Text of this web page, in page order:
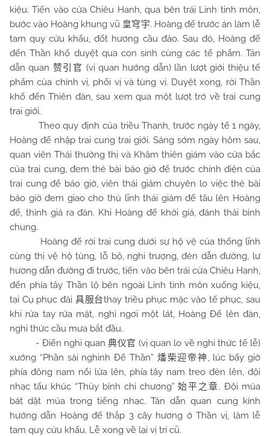
kiệu. Tiến vào cửa Chiêu Hanh, qua bên trái Linh tinh môn,
bước vào Hoàng khung vũ 皇穹宇. Hoàng đế trước án làm lễ
tam quỵ cửu khấu, đốt hương cầu đảo. Sau đó, Hoàng đế
đến Thần khố duyệt qua con sinh cùng các tế phẩm. Tán
dẫn quan 赞引官 (vị quan hướng dẫn) lần lượt giới thiệu tế
phẩm của chính vị, phối vị và tùng vị. Duyệt xong, rời Thần
khố đến Thiên đàn, sau xem qua một lượt trở về trai cung
trai giới.
Theo quy định của triều Thanh, trước ngày tế 1 ngày,
Hoàng đế nhập trai cung trai giới. Sáng sớm ngày hôm sau,
quan viên Thái thường thị và Khâm thiên giám vào cửa bắc
của trai cung, đem thẻ bài báo giờ để trước chính điện của
trai cung để báo giờ, viên thái giám chuyên lo việc thẻ bài
báo giờ đem giao cho thủ lĩnh thái giám để tâu lên Hoàng
đế, thỉnh giá ra đàn. Khi Hoàng đế khởi giá, đánh thái bình
chung.
Hoàng đế rời trai cung dưới sự hộ vệ của thống lĩnh
cùng thị vệ hộ tùng, lỗ bộ, nghi trượng, đèn dẫn đường, lư
hương dẫn đường đi trước, tiến vào bên trái cửa Chiêu Hanh,
đến phía tây Thần lộ bên ngoài Linh tinh môn xuống kiệu,
tại Cụ phục đài 具服台thay triều phục mặc vào tế phục, sau
khi rửa tay rửa mặt, nghỉ ngơi một lát, Hoàng Đế lên đàn,
nghi thức cầu mưa bắt đầu.
- Điển nghi quan典仪官 (vị quan lo về nghi thức tế lễ)
xướng “Phần sài nghinh Đế Thần” 燔柴迎帝神 , lúc bấy giờ
phía đông nam nổi lửa lên, phía tây nam treo đèn lên, đội
nhạc tấu khúc “Thủy bình chi chương”始平之章. Đội múa
bát dật múa trong tiếng nhạc. Tán dẫn quan cung kính
hướng dẫn Hoàng đế thắp 3 cây hương ở Thần vị, làm lễ
tam quỵ cửu khấu. Lễ xong về lại vị trí cũ.